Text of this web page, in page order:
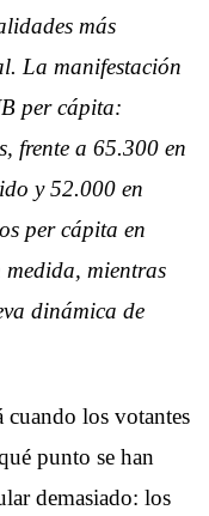
más
La manifestación
per cápita:
frente a 65.300 en
y 52.000 en
per cápita en
mientras
dinámica de
cuando los votantes
punto se han
demasiado: los